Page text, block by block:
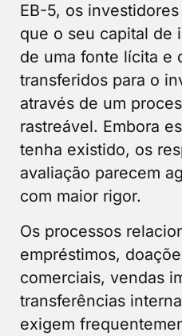
EB-5, os
que o seu capital de
de uma fonte lícita e
transferidos para o
através de um
rastreável. Embora
tenha existido, os
avaliação parecem
com maior rigor.
Os processos
empréstimos,
comerciais, vendas
transferências
exigem